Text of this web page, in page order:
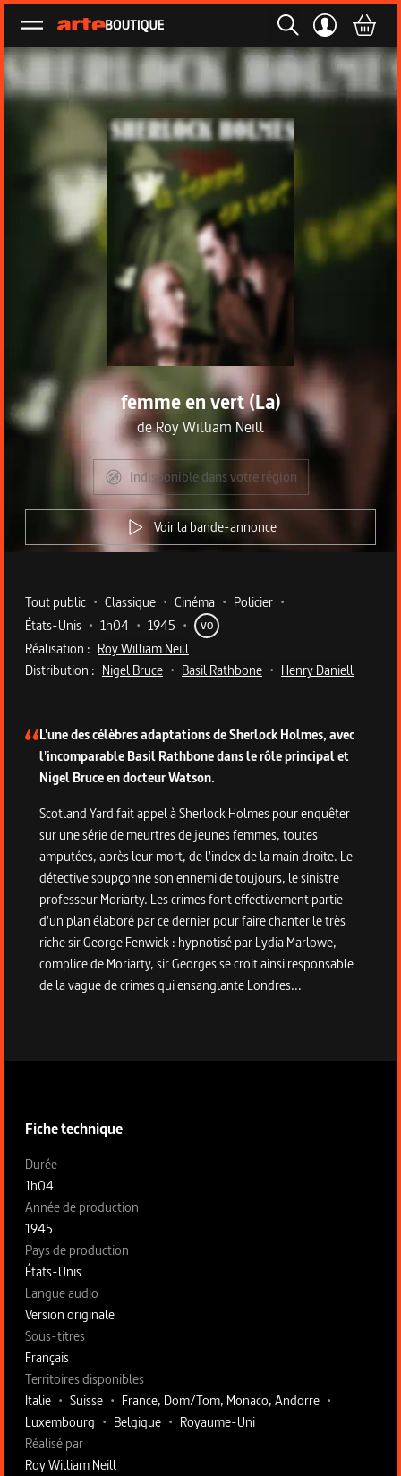
Ouvrir le menu
femme en vert (La)
deRoy William Neill
Indisponible dans votre région
Voir la bande-annonce
Metadata du programme
Tout public • Classique • Cinéma • Policier •
États-Unis • 1h04 • 1945 • VO
Réalisation : Roy William Neill
Distribution : Nigel Bruce • Basil Rathbone • Henry Daniell
L'une des célèbres adaptations de Sherlock Holmes, avec
l'incomparable Basil Rathbone dans le rôle principal et
Nigel Bruce en docteur Watson.
Scotland Yard fait appel à Sherlock Holmes pour enquêter
sur une série de meurtres de jeunes femmes, toutes
amputées, après leur mort, de l'index de la main droite. Le
détective soupçonne son ennemi de toujours, le sinistre
professeur Moriarty. Les crimes font effectivement partie
d'un plan élaboré par ce dernier pour faire chanter le très
riche sir George Fenwick : hypnotisé par Lydia Marlowe,
complice de Moriarty, sir Georges se croit ainsi responsable
de la vague de crimes qui ensanglante Londres...
Fiche technique
Fiche technique section gauche
Durée
1h04
Année de production
1945
Pays de production
États-Unis
Langue audio
Version originale
Sous-titres
Français
Territoires disponibles
Italie • Suisse • France, Dom/Tom, Monaco, Andorre •
Luxembourg • Belgique • Royaume-Uni
Fiche technique section droite
Réalisé par
Roy William Neill